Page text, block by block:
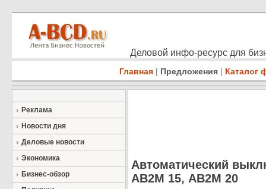
Деловой инфо-ресурс для
Главная | Предложения | Каталог
Реклама
Новости дня
Деловые новости
Экономика
Бизнес-обзор
Автоматический
АВ2М 15, АВ2М 20